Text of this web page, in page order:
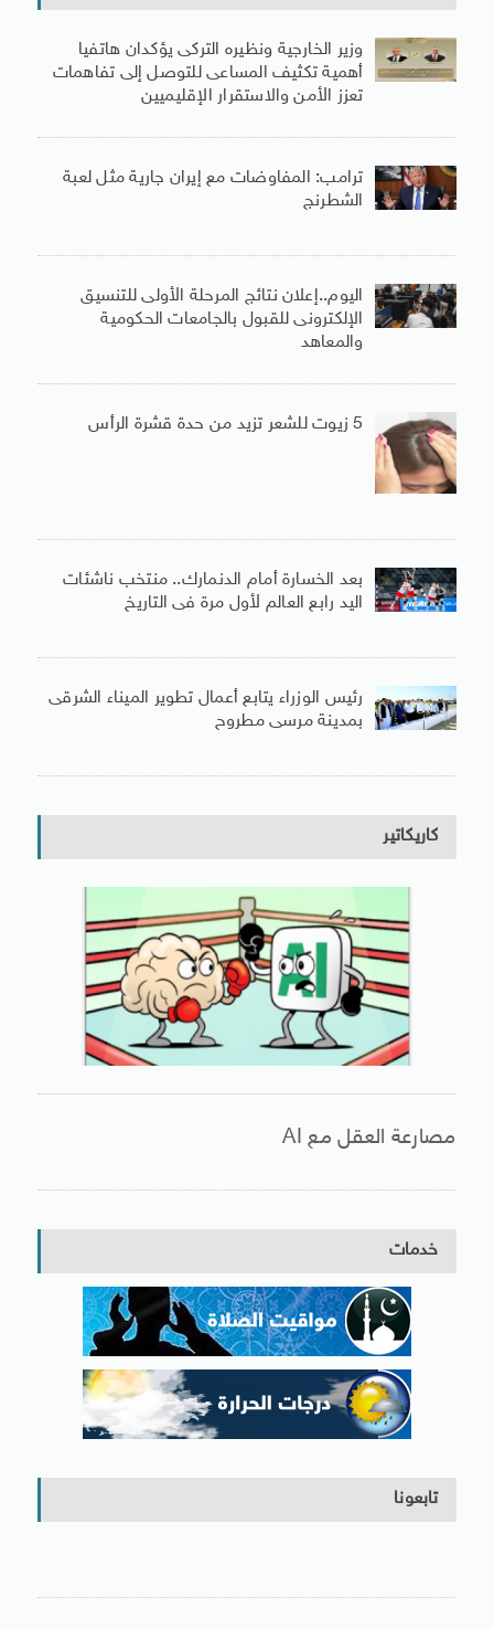
وزير الخارجية ونظيره التركى يؤكدان هاتفيا
أهمية تكثيف المساعى للتوصل إلى تفاهمات
تعزز الأمن والاستقرار الإقليميين
ترامب: المفاوضات مع إيران جارية مثل لعبة
الشطرنج
اليوم..إعلان نتائج المرحلة الأولى للتنسيق
الإلكترونى للقبول بالجامعات الحكومية
والمعاهد
5 زيوت للشعر تزيد من حدة قشرة الرأس
بعد الخسارة أمام الدنمارك.. منتخب ناشئات
اليد رابع العالم لأول مرة فى التاريخ
رئيس الوزراء يتابع أعمال تطوير الميناء الشرقى
بمدينة مرسى مطروح
كاريكاتير
مصارعة العقل مع AI
خدمات
تابعونا